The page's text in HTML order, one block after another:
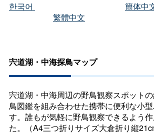
한국어
簡体中
繁體中文
宍道湖・中海探鳥マップ
宍道湖・中海周辺の野鳥観察スポット
鳥図鑑を組み合わせた携帯に便利な小
す。誰もが気軽に野鳥観察できるよう
た。（A4三つ折りサイズ大倉折り縦